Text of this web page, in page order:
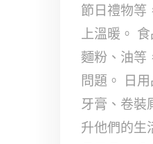
節日禮物等
上溫暖。
麵粉、油等
問題。 日
牙膏、卷裝
升他們的生